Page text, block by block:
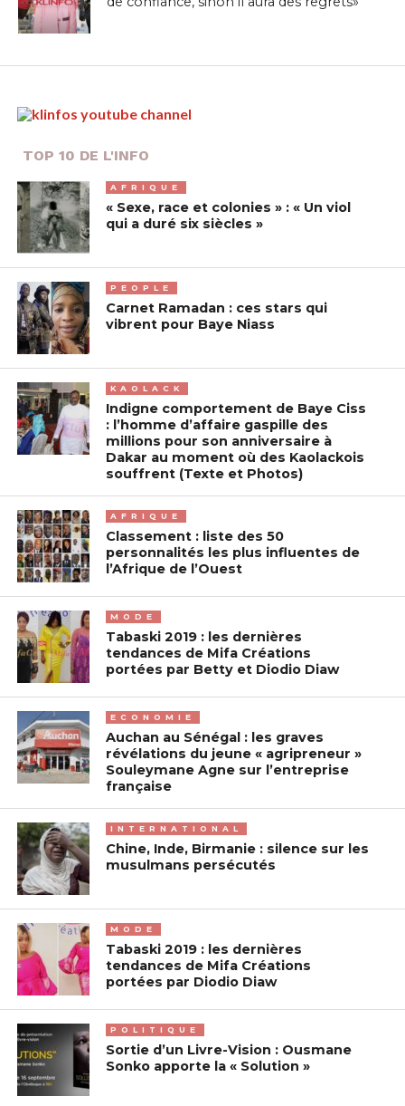
TOP 10 DE L'INFO
AFRIQUE
« Sexe, race et colonies » : « Un viol
qui a duré six siècles »
PEOPLE
Carnet Ramadan : ces stars qui
vibrent pour Baye Niass
KAOLACK
Indigne comportement de Baye Ciss
: l’homme d’affaire gaspille des
millions pour son anniversaire à
Dakar au moment où des Kaolackois
souffrent (Texte et Photos)
AFRIQUE
Classement : liste des 50
personnalités les plus influentes de
l’Afrique de l’Ouest
MODE
Tabaski 2019 : les dernières
tendances de Mifa Créations
portées par Betty et Diodio Diaw
ECONOMIE
Auchan au Sénégal : les graves
révélations du jeune « agripreneur »
Souleymane Agne sur l’entreprise
française
INTERNATIONAL
Chine, Inde, Birmanie : silence sur les
musulmans persécutés
MODE
Tabaski 2019 : les dernières
tendances de Mifa Créations
portées par Diodio Diaw
POLITIQUE
Sortie d’un Livre-Vision : Ousmane
Sonko apporte la « Solution »